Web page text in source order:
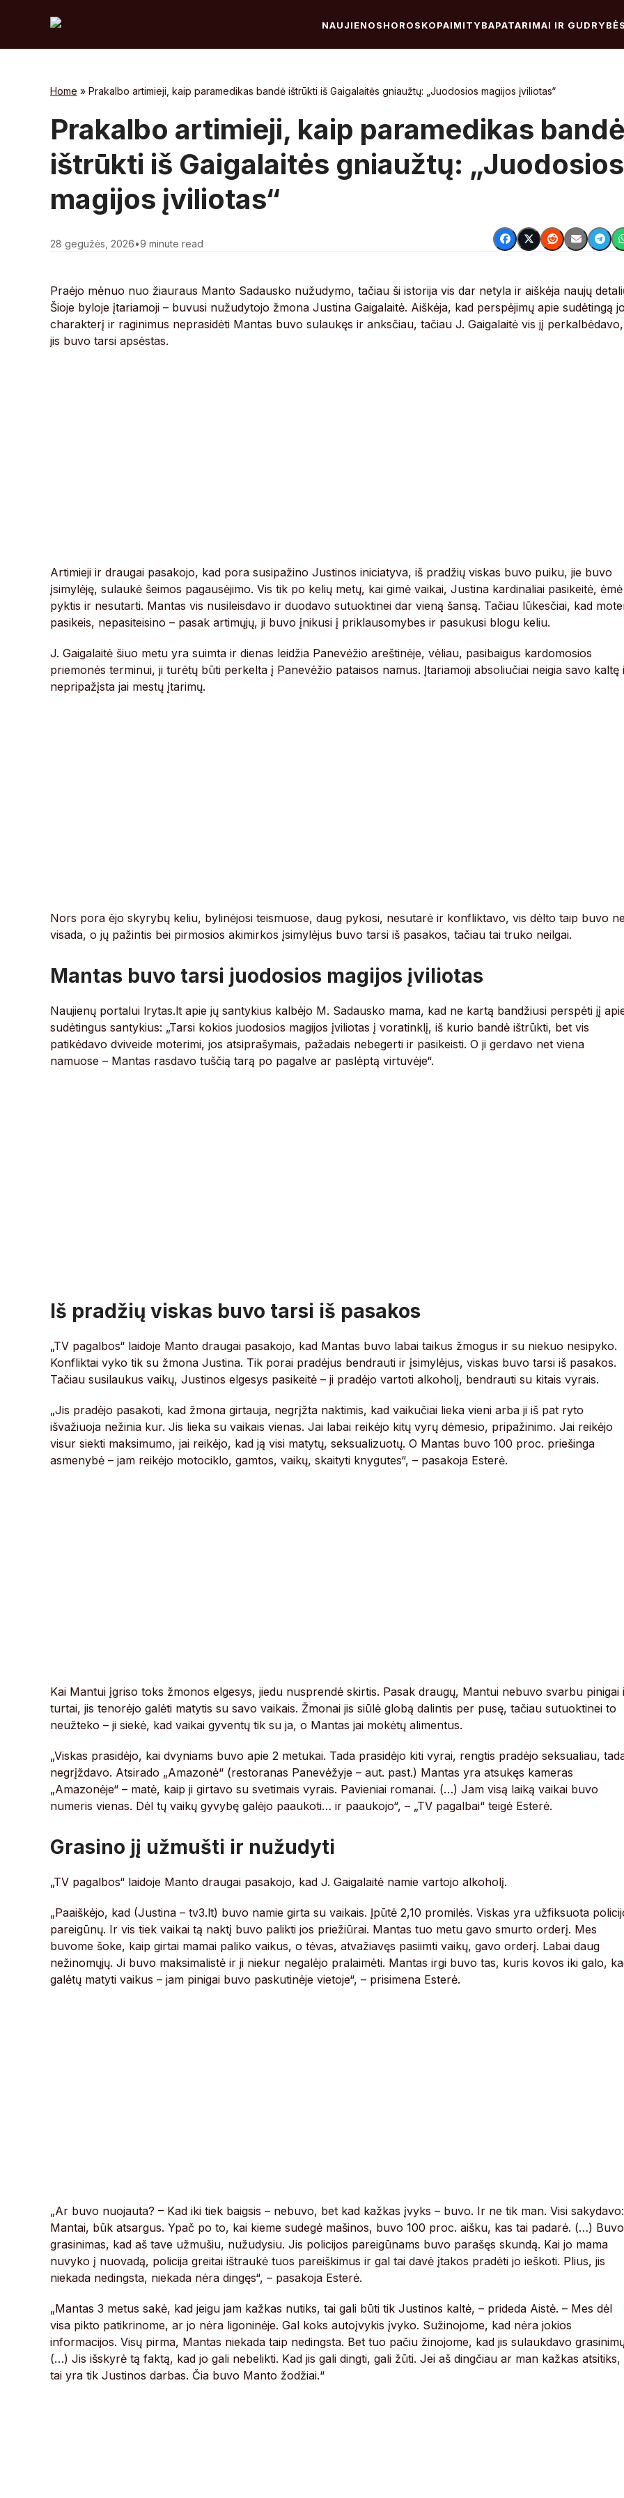
NAUJIENOSHOROSKOPAIMITYBAPATARIMAI IR
Home » Prakalbo artimieji, kaip paramedikas bandė ištrūkti iš Gaigalaitės gniaužtų: „Juodosios magijos įviliotas“
Prakalbo artimieji, kaip paramedikas
ištrūkti iš Gaigalaitės gniaužtų: „Juodosios
magijos įviliotas“
28 gegužės, 2026•9 minute read
Praėjo mėnuo nuo žiauraus Manto Sadausko nužudymo, tačiau ši istorija vis dar netyla ir aiškėja naujų
Šioje byloje įtariamoji – buvusi nužudytojo žmona Justina Gaigalaitė. Aiškėja, kad perspėjimų apie sudėtingą
charakterį ir raginimus neprasidėti Mantas buvo sulaukęs ir anksčiau, tačiau J. Gaigalaitė vis jį perkalbėdavo,
jis buvo tarsi apsėstas.
Artimieji ir draugai pasakojo, kad pora susipažino Justinos iniciatyva, iš pradžių viskas buvo puiku, jie buvo
įsimylėję, sulaukė šeimos pagausėjimo. Vis tik po kelių metų, kai gimė vaikai, Justina kardinaliai pasikeitė, ėmė
pyktis ir nesutarti. Mantas vis nusileisdavo ir duodavo sutuoktinei dar vieną šansą. Tačiau lūkesčiai, kad
pasikeis, nepasiteisino – pasak artimųjų, ji buvo įnikusi į priklausomybes ir pasukusi blogu keliu.
J. Gaigalaitė šiuo metu yra suimta ir dienas leidžia Panevėžio areštinėje, vėliau, pasibaigus kardomosios
priemonės terminui, ji turėtų būti perkelta į Panevėžio pataisos namus. Įtariamoji absoliučiai neigia savo kaltę
nepripažįsta jai mestų įtarimų.
Nors pora ėjo skyrybų keliu, bylinėjosi teismuose, daug pykosi, nesutarė ir konfliktavo, vis dėlto taip buvo
visada, o jų pažintis bei pirmosios akimirkos įsimylėjus buvo tarsi iš pasakos, tačiau tai truko neilgai.
Mantas buvo tarsi juodosios magijos įviliotas
Naujienų portalui lrytas.lt apie jų santykius kalbėjo M. Sadausko mama, kad ne kartą bandžiusi perspėti jį
sudėtingus santykius: „Tarsi kokios juodosios magijos įviliotas į voratinklį, iš kurio bandė ištrūkti, bet vis
patikėdavo dviveide moterimi, jos atsiprašymais, pažadais nebegerti ir pasikeisti. O ji gerdavo net viena
namuose – Mantas rasdavo tuščią tarą po pagalve ar paslėptą virtuvėje“.
Iš pradžių viskas buvo tarsi iš pasakos
„TV pagalbos“ laidoje Manto draugai pasakojo, kad Mantas buvo labai taikus žmogus ir su niekuo nesipyko.
Konfliktai vyko tik su žmona Justina. Tik porai pradėjus bendrauti ir įsimylėjus, viskas buvo tarsi iš pasakos.
Tačiau susilaukus vaikų, Justinos elgesys pasikeitė – ji pradėjo vartoti alkoholį, bendrauti su kitais vyrais.
„Jis pradėjo pasakoti, kad žmona girtauja, negrįžta naktimis, kad vaikučiai lieka vieni arba ji iš pat ryto
išvažiuoja nežinia kur. Jis lieka su vaikais vienas. Jai labai reikėjo kitų vyrų dėmesio, pripažinimo. Jai reikėjo
visur siekti maksimumo, jai reikėjo, kad ją visi matytų, seksualizuotų. O Mantas buvo 100 proc. priešinga
asmenybė – jam reikėjo motociklo, gamtos, vaikų, skaityti knygutes“, – pasakoja Esterė.
Kai Mantui įgriso toks žmonos elgesys, jiedu nusprendė skirtis. Pasak draugų, Mantui nebuvo svarbu pinigai
turtai, jis tenorėjo galėti matytis su savo vaikais. Žmonai jis siūlė globą dalintis per pusę, tačiau sutuoktinei to
neužteko – ji siekė, kad vaikai gyventų tik su ja, o Mantas jai mokėtų alimentus.
„Viskas prasidėjo, kai dvyniams buvo apie 2 metukai. Tada prasidėjo kiti vyrai, rengtis pradėjo seksualiau,
negrįždavo. Atsirado „Amazonė“ (restoranas Panevėžyje – aut. past.) Mantas yra atsukęs kameras
„Amazonėje“ – matė, kaip ji girtavo su svetimais vyrais. Pavieniai romanai. (…) Jam visą laiką vaikai buvo
numeris vienas. Dėl tų vaikų gyvybę galėjo paaukoti… ir paaukojo“, – „TV pagalbai“ teigė Esterė.
Grasino jį užmušti ir nužudyti
„TV pagalbos“ laidoje Manto draugai pasakojo, kad J. Gaigalaitė namie vartojo alkoholį.
„Paaiškėjo, kad (Justina – tv3.lt) buvo namie girta su vaikais. Įpūtė 2,10 promilės. Viskas yra užfiksuota
pareigūnų. Ir vis tiek vaikai tą naktį buvo palikti jos priežiūrai. Mantas tuo metu gavo smurto orderį. Mes
buvome šoke, kaip girtai mamai paliko vaikus, o tėvas, atvažiavęs pasiimti vaikų, gavo orderį. Labai daug
nežinomųjų. Ji buvo maksimalistė ir ji niekur negalėjo pralaimėti. Mantas irgi buvo tas, kuris kovos iki galo,
galėtų matyti vaikus – jam pinigai buvo paskutinėje vietoje“, – prisimena Esterė.
„Ar buvo nuojauta? – Kad iki tiek baigsis – nebuvo, bet kad kažkas įvyks – buvo. Ir ne tik man. Visi sakydavo:
Mantai, būk atsargus. Ypač po to, kai kieme sudegė mašinos, buvo 100 proc. aišku, kas tai padarė. (…) Buvo
grasinimas, kad aš tave užmušiu, nužudysiu. Jis policijos pareigūnams buvo parašęs skundą. Kai jo mama
nuvyko į nuovadą, policija greitai ištraukė tuos pareiškimus ir gal tai davė įtakos pradėti jo ieškoti. Plius, jis
niekada nedingsta, niekada nėra dingęs“, – pasakoja Esterė.
„Mantas 3 metus sakė, kad jeigu jam kažkas nutiks, tai gali būti tik Justinos kaltė, – prideda Aistė. – Mes dėl
visa pikto patikrinome, ar jo nėra ligoninėje. Gal koks autoįvykis įvyko. Sužinojome, kad nėra jokios
informacijos. Visų pirma, Mantas niekada taip nedingsta. Bet tuo pačiu žinojome, kad jis sulaukdavo
(…) Jis išskyrė tą faktą, kad jo gali nebelikti. Kad jis gali dingti, gali žūti. Jei aš dingčiau ar man kažkas atsitiks,
tai yra tik Justinos darbas. Čia buvo Manto žodžiai.“